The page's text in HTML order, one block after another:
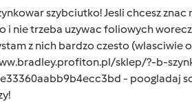
szybciutko! Jesli chcesz
i nie trzeba uzywac foliowych
z nich bardzo czesto (wlasciwie
sklep/?-b-
- poogladaj